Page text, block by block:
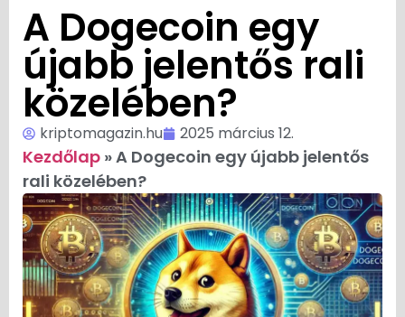
A Dogecoin egy
újabb jelentős rali
közelében?
kriptomagazin.hu 2025 március 12.
Kezdőlap »A Dogecoin egy újabb jelentős
rali közelében?